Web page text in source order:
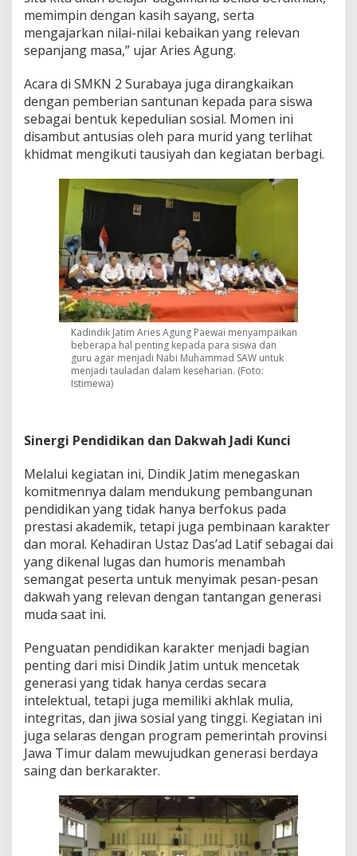
memimpin dengan kasih sayang, serta
mengajarkan nilai-nilai kebaikan yang relevan
sepanjang masa,” ujar Aries Agung.
Acara di SMKN 2 Surabaya juga dirangkaikan
dengan pemberian santunan kepada para siswa
sebagai bentuk kepedulian sosial. Momen ini
disambut antusias oleh para murid yang terlihat
khidmat mengikuti tausiyah dan kegiatan berbagi.
Kadindik Jatim Aries Agung Paewai menyampaikan
beberapa hal penting kepada para siswa dan
guru agar menjadi Nabi Muhammad SAW untuk
menjadi tauladan dalam keseharian. (Foto:
Istimewa)
Sinergi Pendidikan dan Dakwah Jadi Kunci
Melalui kegiatan ini, Dindik Jatim menegaskan
komitmennya dalam mendukung pembangunan
pendidikan yang tidak hanya berfokus pada
prestasi akademik, tetapi juga pembinaan karakter
dan moral. Kehadiran Ustaz Das’ad Latif sebagai dai
yang dikenal lugas dan humoris menambah
semangat peserta untuk menyimak pesan-pesan
dakwah yang relevan dengan tantangan generasi
muda saat ini.
Penguatan pendidikan karakter menjadi bagian
penting dari misi Dindik Jatim untuk mencetak
generasi yang tidak hanya cerdas secara
intelektual, tetapi juga memiliki akhlak mulia,
integritas, dan jiwa sosial yang tinggi. Kegiatan ini
juga selaras dengan program pemerintah provinsi
Jawa Timur dalam mewujudkan generasi berdaya
saing dan berkarakter.